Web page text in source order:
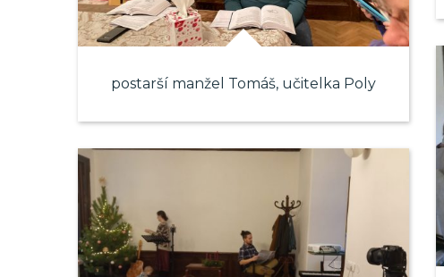
postarší manžel Tomáš, učitelka Poly